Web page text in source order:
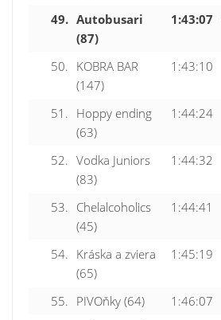
49. Autobusari
(87)
1:43:07
50. KOBRA BAR
(147)
1:43:10
51. Hoppy ending
(63)
1:44:24
52. Vodka Juniors
(83)
1:44:32
53. Chelalcoholics
(45)
1:44:41
54. Kráska a zviera
(65)
1:45:19
55. PIVOňky (64)
1:46:07